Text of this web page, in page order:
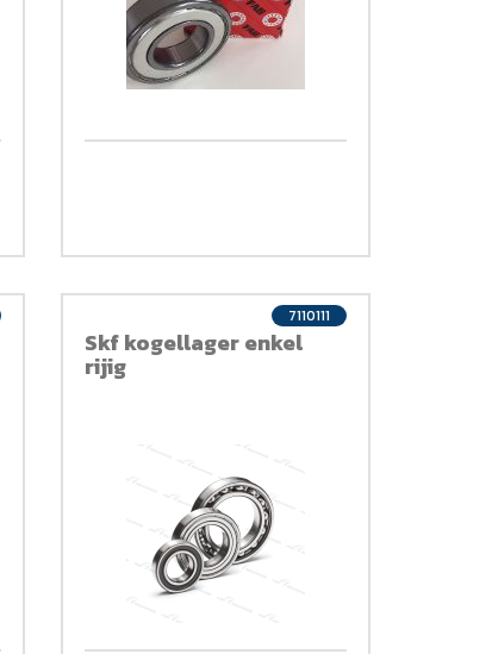
Skf kogellager enkel
rijig
7110111